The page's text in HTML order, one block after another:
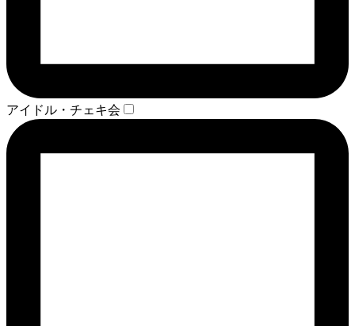
アイドル・チェキ会